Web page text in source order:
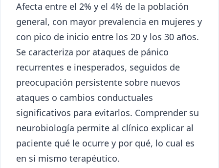
Afecta entre el 2% y el 4% de la población
general, con mayor prevalencia en mujeres y
con pico de inicio entre los 20 y los 30 años.
Se caracteriza por ataques de pánico
recurrentes e inesperados, seguidos de
preocupación persistente sobre nuevos
ataques o cambios conductuales
significativos para evitarlos. Comprender su
neurobiología permite al clínico explicar al
paciente qué le ocurre y por qué, lo cual es
en sí mismo terapéutico.